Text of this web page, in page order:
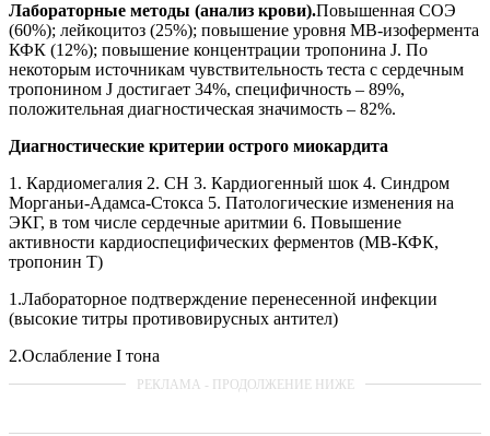
Лабораторные методы (анализ крови).Повышенная СОЭ
(60%); лейкоцитоз (25%); повышение уровня МВ-изофермента
КФК (12%); повышение концентрации тропонина J. По
некоторым источникам чувствительность теста с сердечным
тропонином J достигает 34%, специфичность – 89%,
положительная диагностическая значимость – 82%.
Диагностические критерии острого миокардита
1. Кардиомегалия 2. СН 3. Кардиогенный шок 4. Синдром
Морганьи-Адамса-Стокса 5. Патологические изменения на
ЭКГ, в том числе сердечные аритмии 6. Повышение
активности кардиоспецифических ферментов (МВ-КФК,
тропонин Т)
1.Лабораторное подтверждение перенесенной инфекции
(высокие титры противовирусных антител)
2.Ослабление I тона